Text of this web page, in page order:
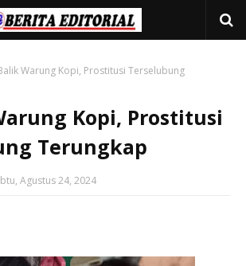
Warung Kopi, Prostitusi Terselubung
Kopi, Prostitusi
Terungkap
Agustus 24, 2024